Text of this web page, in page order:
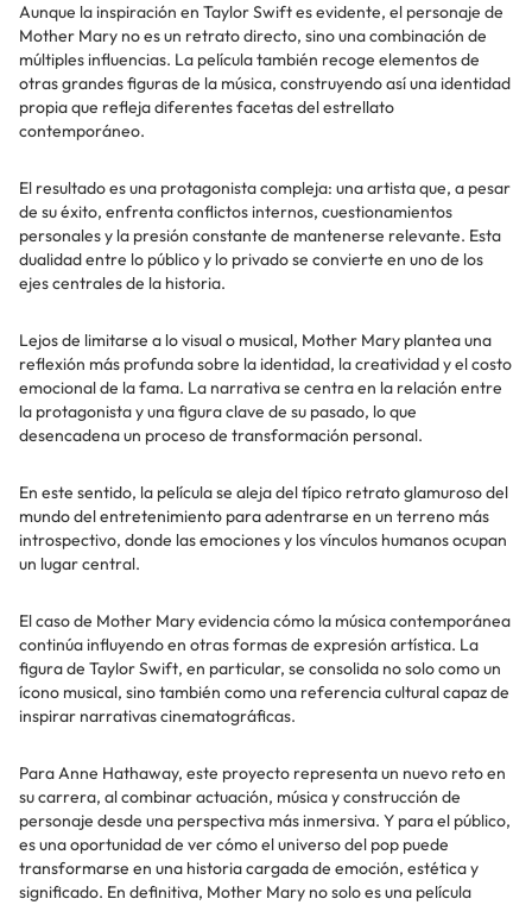
Aunque la inspiración en Taylor Swift es evidente, el personaje de
Mother Mary no es un retrato directo, sino una combinación de
múltiples influencias. La película también recoge elementos de
otras grandes figuras de la música, construyendo así una identidad
propia que refleja diferentes facetas del estrellato
contemporáneo.
El resultado es una protagonista compleja: una artista que, a pesar
de su éxito, enfrenta conflictos internos, cuestionamientos
personales y la presión constante de mantenerse relevante. Esta
dualidad entre lo público y lo privado se convierte en uno de los
ejes centrales de la historia.
Lejos de limitarse a lo visual o musical, Mother Mary plantea una
reflexión más profunda sobre la identidad, la creatividad y el costo
emocional de la fama. La narrativa se centra en la relación entre
la protagonista y una figura clave de su pasado, lo que
desencadena un proceso de transformación personal.
En este sentido, la película se aleja del típico retrato glamuroso del
mundo del entretenimiento para adentrarse en un terreno más
introspectivo, donde las emociones y los vínculos humanos ocupan
un lugar central.
El caso de Mother Mary evidencia cómo la música contemporánea
continúa influyendo en otras formas de expresión artística. La
figura de Taylor Swift, en particular, se consolida no solo como un
ícono musical, sino también como una referencia cultural capaz de
inspirar narrativas cinematográficas.
Para Anne Hathaway, este proyecto representa un nuevo reto en
su carrera, al combinar actuación, música y construcción de
personaje desde una perspectiva más inmersiva. Y para el público,
es una oportunidad de ver cómo el universo del pop puede
transformarse en una historia cargada de emoción, estética y
significado. En definitiva, Mother Mary no solo es una película